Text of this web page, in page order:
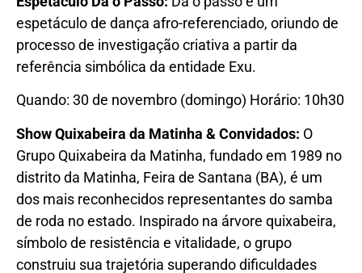
espetáculo de dança afro-referenciado, oriundo de
processo de investigação criativa a partir da
referência simbólica da entidade Exu.
Quando: 30 de novembro (domingo) Horário: 10h30
Show Quixabeira da Matinha & Convidados: O
Grupo Quixabeira da Matinha, fundado em 1989 no
distrito da Matinha, Feira de Santana (BA), é um
dos mais reconhecidos representantes do samba
de roda no estado. Inspirado na árvore quixabeira,
símbolo de resistência e vitalidade, o grupo
construiu sua trajetória superando dificuldades